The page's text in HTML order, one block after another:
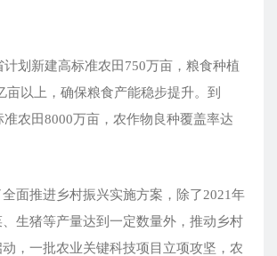
计划新建高标准农田750万亩，粮食种植
亩以上，确保粮食产能稳步提升。到
准农田8000万亩，农作物良种覆盖率达
面推进乡村振兴实施方案，除了2021年
生猪等产量达到一定数量外，推动乡村
，一批农业关键科技项目立项攻坚，农